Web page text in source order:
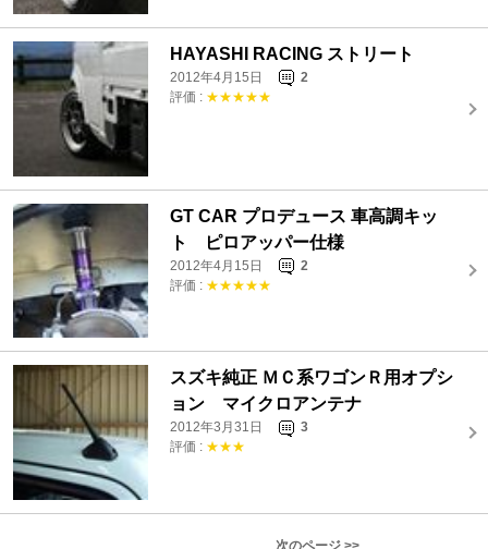
HAYASHI RACING ストリート
2012年4月15日
2
評価 : ★★★★★
GT CAR プロデュース 車高調キッ
ト ピロアッパー仕様
2012年4月15日
2
評価 : ★★★★★
スズキ純正 ＭＣ系ワゴンＲ用オプシ
ョン マイクロアンテナ
2012年3月31日
3
評価 : ★★★
次のページ >>